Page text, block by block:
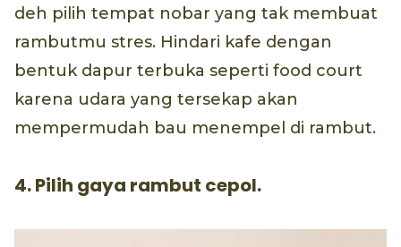
deh pilih tempat nobar yang tak membuat
rambutmu stres. Hindari kafe dengan
bentuk dapur terbuka seperti food court
karena udara yang tersekap akan
mempermudah bau menempel di rambut.
4. Pilih gaya rambut cepol.